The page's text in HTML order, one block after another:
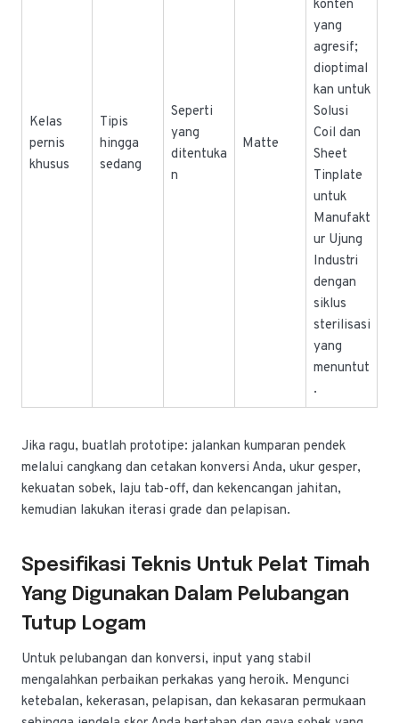
Kelas
pernis
khusus
Tipis
hingga
sedang
Seperti
yang
ditentuka
n
Matte
konten
yang
agresif;
dioptimal
kan untuk
Solusi
Coil dan
Sheet
Tinplate
untuk
Manufakt
ur Ujung
Industri
dengan
siklus
sterilisasi
yang
menuntut
.
Jika ragu, buatlah prototipe: jalankan kumparan pendek
melalui cangkang dan cetakan konversi Anda, ukur gesper,
kekuatan sobek, laju tab-off, dan kekencangan jahitan,
kemudian lakukan iterasi grade dan pelapisan.
Spesifikasi Teknis Untuk Pelat Timah
Yang Digunakan Dalam Pelubangan
Tutup Logam
Untuk pelubangan dan konversi, input yang stabil
mengalahkan perbaikan perkakas yang heroik. Mengunci
ketebalan, kekerasan, pelapisan, dan kekasaran permukaan